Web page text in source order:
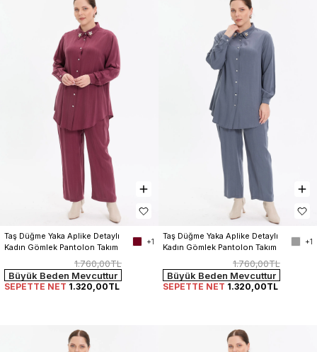
Taş Düğme Yaka Aplike Detaylı
Kadın Gömlek Pantolon Takım
+1
1.760,00TL
Büyük Beden Mevcuttur
SEPETTE NET 1.320,00TL
Taş Düğme Yaka Aplike Detaylı
Kadın Gömlek Pantolon Takım
+1
1.760,00TL
Büyük Beden Mevcuttur
SEPETTE NET 1.320,00TL